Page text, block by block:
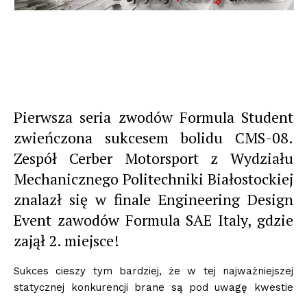
Pierwsza seria zwodów Formula Student
zwieńczona sukcesem bolidu CMS-08.
Zespół Cerber Motorsport z Wydziału
Mechanicznego Politechniki Białostockiej
znalazł się w finale Engineering Design
Event zawodów Formula SAE Italy, gdzie
zajął 2. miejsce!
Sukces cieszy tym bardziej, że w tej najważniejszej
statycznej konkurencji brane są pod uwagę kwestie